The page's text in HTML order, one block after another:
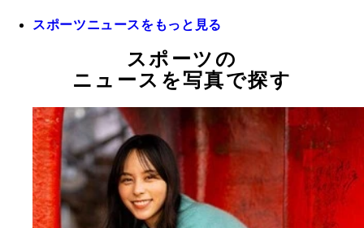
スポーツニュースをもっと見る
スポーツの
ニュースを写真で探す